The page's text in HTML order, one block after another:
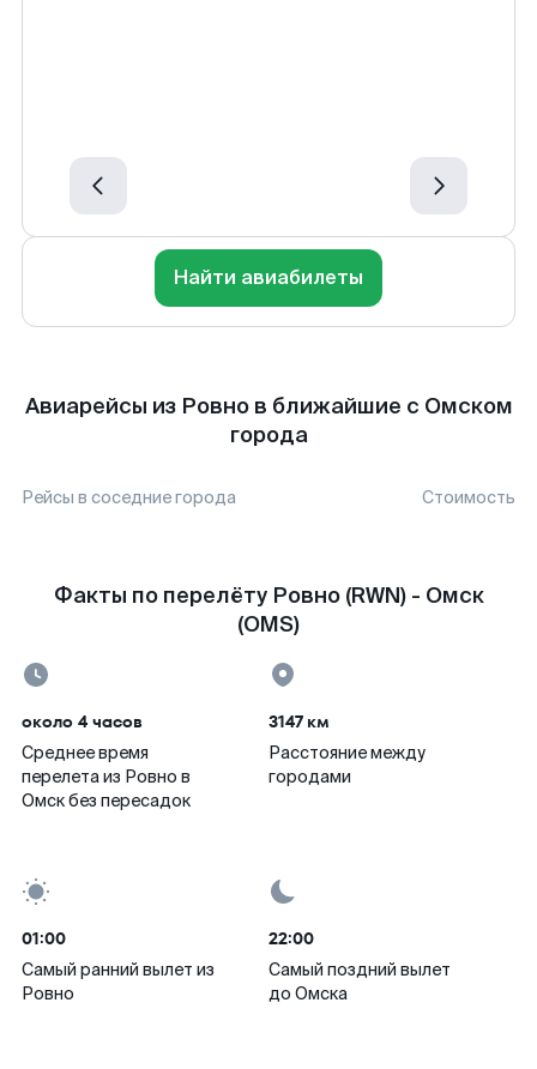
Найти авиабилеты
Авиарейсы из Ровно в ближайшие с Омском
города
Рейсы в соседние города Стоимость
Факты по перелёту Ровно (RWN) - Омск
(OMS)
около 4 часов
Среднее время
перелета из Ровно в
Омск без пересадок
3147 км
Расстояние между
городами
01:00
Самый ранний вылет из
Ровно
22:00
Самый поздний вылет
до Омска